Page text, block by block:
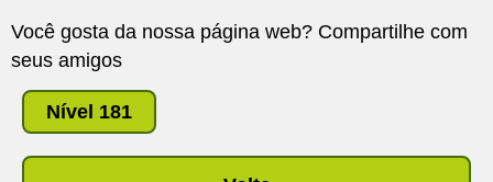
Você gosta da nossa página web? Compartilhe com
seus amigos
Nível 181